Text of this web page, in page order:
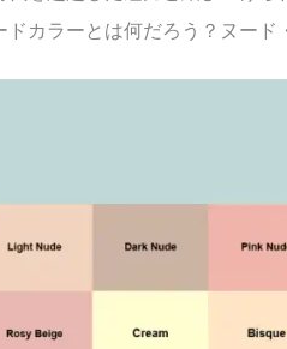
カラーとは何だろう？ヌー